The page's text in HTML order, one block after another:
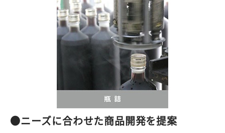
●ニーズに合わせた商品開発を提案